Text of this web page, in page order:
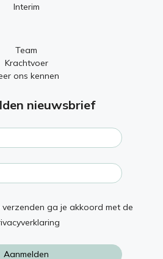
Interim
Team
Krachtvoer
ons kennen
nieuwsbrief
ga je akkoord met de